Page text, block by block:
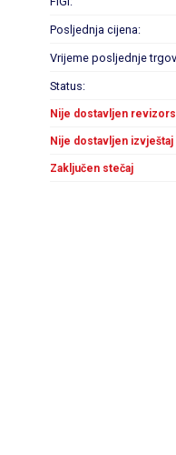
Posljednja cijena:
Vrijeme posljednje
Status:
Nije dostavljen
Nije dostavljen
Zaključen stečaj